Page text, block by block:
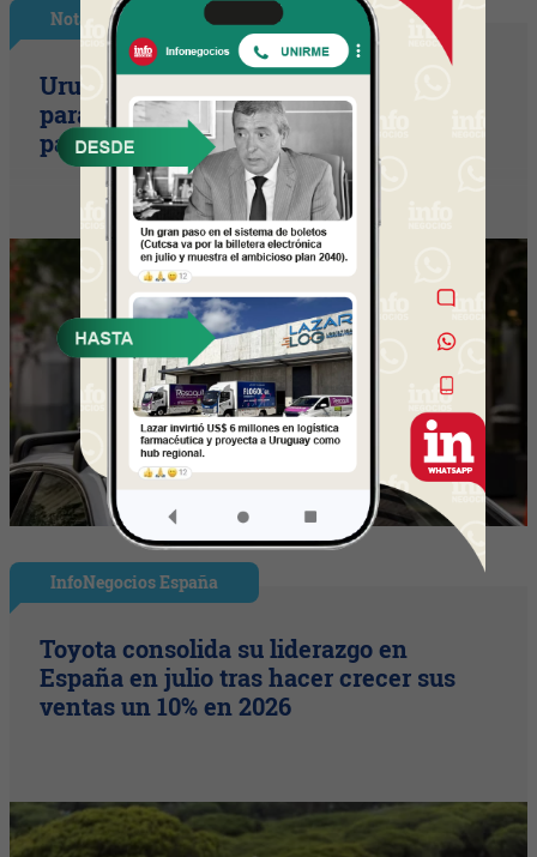
Nota Principal
Uruguay empieza a discutir las reglas
para una movilidad autónoma (¿Quién
paga si el auto sin conductor choca?)
InfoNegocios España
Toyota consolida su liderazgo en
España en julio tras hacer crecer sus
ventas un 10% en 2026